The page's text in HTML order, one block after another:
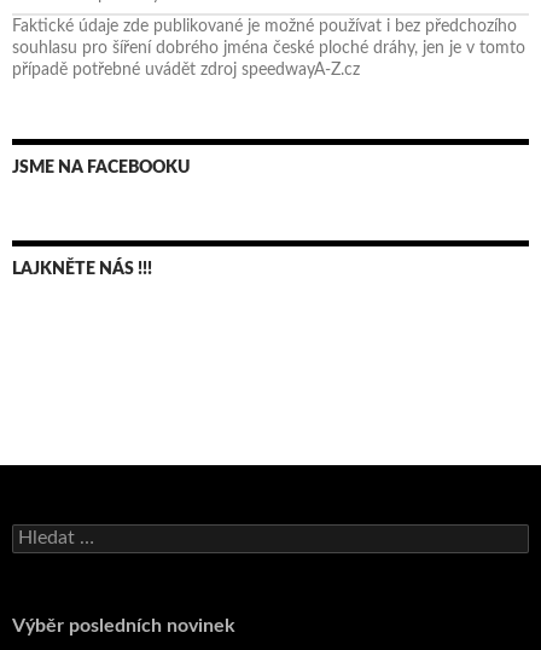
Faktické údaje zde publikované je možné používat i bez předchozího
souhlasu pro šíření dobrého jména české ploché dráhy, jen je v tomto
případě potřebné uvádět zdroj speedwayA-Z.cz
JSME NA FACEBOOKU
LAJKNĚTE NÁS !!!
Vyhledávání
Výběr posledních novinek
Andy Appleton obhájil dlouhodrážní titul!
Pražský přebor neskrblil překvapeními!